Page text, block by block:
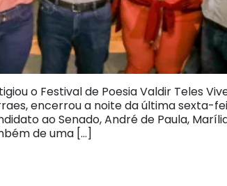
o Festival de Poesia Valdir Teles
encerrou a noite da última sexta-
ao Senado, André de Paula,
de uma […]